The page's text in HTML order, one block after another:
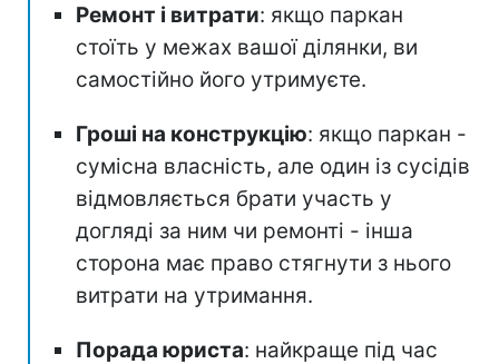
Ремонт і витрати: якщо паркан
стоїть у межах вашої ділянки, ви
самостійно його утримуєте.
Гроші на конструкцію: якщо паркан -
сумісна власність, але один із сусідів
відмовляється брати участь у
догляді за ним чи ремонті - інша
сторона має право стягнути з нього
витрати на утримання.
Порада юриста: найкраще під час